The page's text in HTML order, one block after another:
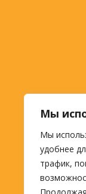
Мы
Мы
удобнее
трафик,